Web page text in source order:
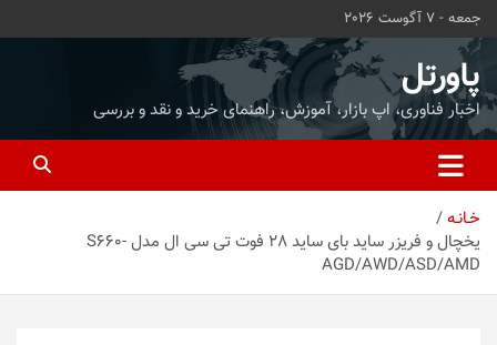
محتوا
بروید
جمعه - 7 آگوست 2026
پاورتل
اخبار فناوری، اپ بازار، آموزش، راهنمای خرید و نقد و بررسی
خـانـه
یخچال و فریزر ساید بای ساید 28 فوت تی سی ال مدل S660-
AGD/AWD/ASD/AMD